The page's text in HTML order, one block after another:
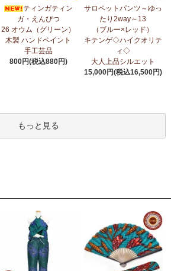
・アート～Sサイズの作品 新入荷！作家
ーでご紹介します
作家名 M―Z
ランオイル～100％天然由来成分、無添加～
ゴリーに新入荷！
てた新作登場！『ニッポンの技×アフリカ
慮したエシカル製品～
レス
アフリカンアクセサリーコーナー新
慮したエシカル製品～
ジャケット新入荷！～キテンゲ◇ハイクオ
登場！『ニッポンの技×アフリカの色』
ティンガティン
ガ・えんぴつ
26 オウム（グリーン）
木製 ハンドペイント
手工芸品
800円(税込880円)
サロペットパンツ～ゆっ
たり2way～13
（ブルー×レッド）
キテンゲ◇ハイクオリテ
ィ◇
大人上品シルエット
15,000円(税込16,500円)
もっと見る